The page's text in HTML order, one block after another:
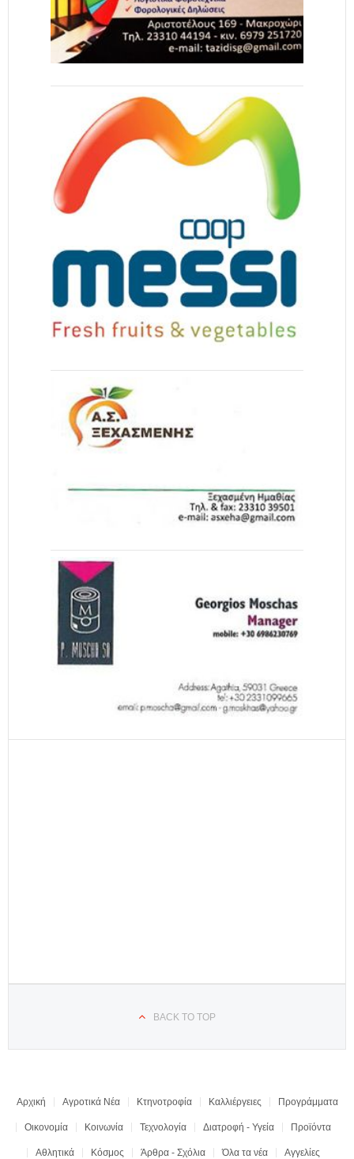
BACK TO TOP
Αρχική Αγροτικά Νέα Κτηνοτροφία Καλλιέργειες Προγράμματα
Οικονομία Κοινωνία Τεχνολογία Διατροφή - Υγεία Προϊόντα
Αθλητικά Κόσμος Άρθρα - Σχόλια Όλα τα νέα Αγγελίες